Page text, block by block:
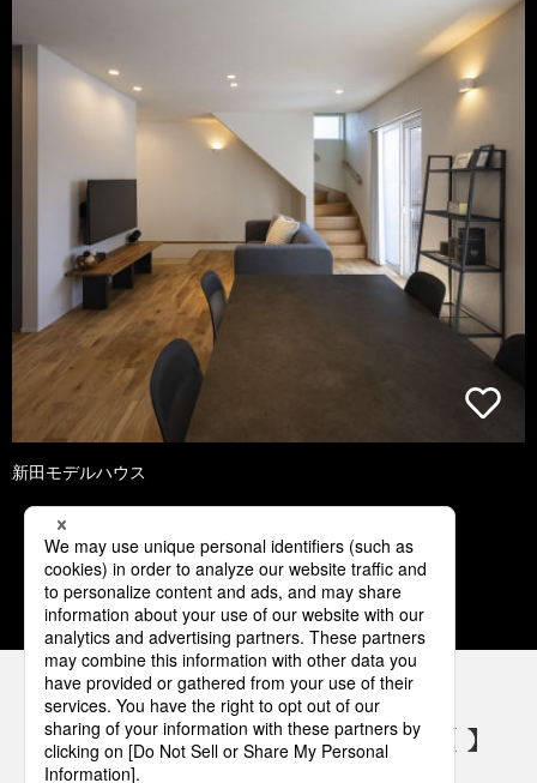
新田モデルハウス
1 2 3 4 5
パナソニックの電気設備 SNSアカウント